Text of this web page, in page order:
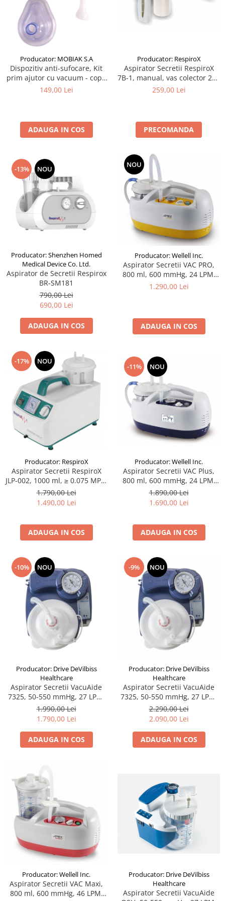
Producator: MOBIAK S.A
Dispozitiv anti-sufocare, Kit
prim ajutor cu vacuum - copii
și adulți - Mobiak
149,00 Lei
ADAUGA IN COS
Producator: RespiroX
Aspirator Secretii RespiroX
7B-1, manual, vas colector 200
ml, putere aspirare > 300
259,00 Lei
PRECOMANDA
-13% NOU
Producator: Shenzhen Homed
Medical Device Co. Ltd.
Aspirator de Secretii Respirox
BR-SM181
790,00 Lei
690,00 Lei
ADAUGA IN COS
NOU
Producator: Wellell Inc.
Aspirator Secretii VAC PRO,
800 ml, 600 mmHg, 24 LPM,
fara baterie
1.290,00 Lei
ADAUGA IN COS
-17% NOU
Producator: RespiroX
Aspirator Secretii RespiroX
JLP-002, 1000 ml, ≥ 0.075 MPa,
15 LPM, cu baterie
1.790,00 Lei
1.490,00 Lei
ADAUGA IN COS
-11% NOU
Producator: Wellell Inc.
Aspirator Secretii VAC Plus,
800 ml, 600 mmHg, 24 LPM,
cu baterie
1.890,00 Lei
1.690,00 Lei
ADAUGA IN COS
-10% NOU
Producator: Drive DeVilbiss
Healthcare
Aspirator Secretii VacuAide
7325, 50-550 mmHg, 27 LPM,
fara baterie
1.990,00 Lei
1.790,00 Lei
ADAUGA IN COS
-9% NOU
Producator: Drive DeVilbiss
Healthcare
Aspirator Secretii VacuAide
7325, 50-550 mmHg, 27 LPM,
cu baterie
2.290,00 Lei
2.090,00 Lei
ADAUGA IN COS
Producator: Wellell Inc.
Aspirator Secretii VAC Maxi,
800 ml, 600 mmHg, 46 LPM,
Producator: Drive DeVilbiss
Healthcare
Aspirator Secretii VacuAide